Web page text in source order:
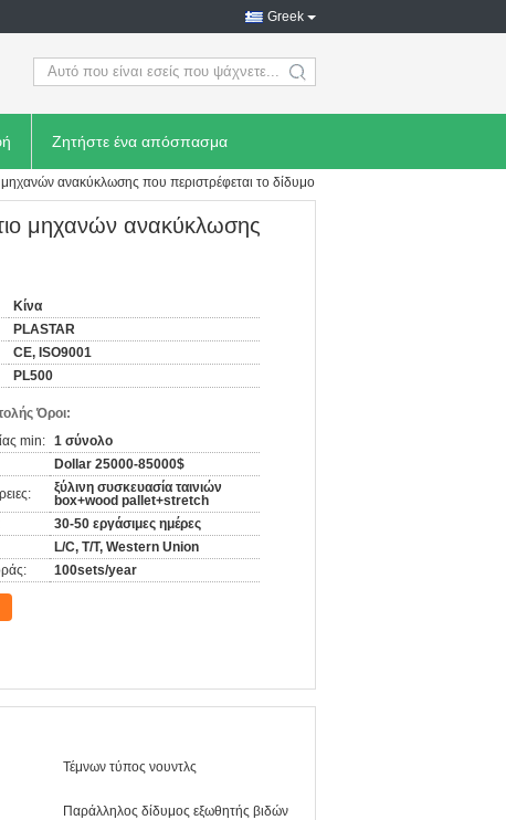
Greek
search
Ζητήστε ένα απόσπασμα
ανακύκλωσης που περιστρέφεται το δίδυμο
μηχανών ανακύκλωσης
Κίνα
PLASTAR
CE, ISO9001
PL500
Όροι:
min: 1 σύνολο
Dollar 25000-85000$
ξύλινη συσκευασία ταινιών
box+wood pallet+stretch
30-50 εργάσιμες ημέρες
L/C, T/T, Western Union
100sets/year
Τέμνων τύπος νουντλς
Παράλληλος δίδυμος εξωθητής βιδών